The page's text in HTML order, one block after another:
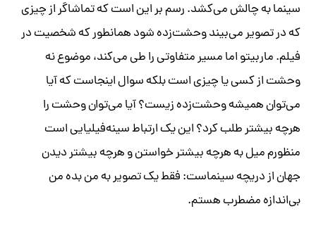
سینما به چالش می‌کشد. رسم بر این است که تماشاگر از چیزی
که در تصویر می‌بیند وحشت‌زده شود همانطور که شخصیت در
فیلم. ماربیتو اما مسیر متفاوتی را طی می‌کند، موضوع نه
وحشت از کسی یا چیزی است بلکه سوال اینجاست که آیا
می‌توان همیشه وحشت‌زده زیست؟ آیا می‌توان وحشت را
هرچه بیشتر طلب کرد؟ این یک ارتباط سینه‌فیلیایی است
منظورم میل به هرچه بیشتر خواستن و هرچه بیشتر دیدن
جهان از دریچه سینماست: فقط یک تصویر به من بده من
بی‌اندازه مضطرب هستم.